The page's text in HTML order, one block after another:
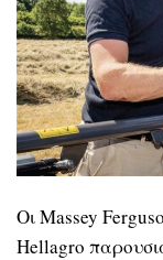
Οι Massey
Hellagro